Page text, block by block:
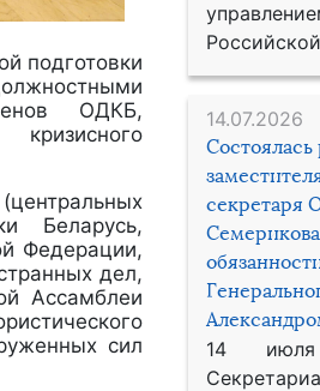
14.07.2026
Состоялась
секретаря
14
подготовки
ОДКБ,
Беларусь,
Федерации,
дел,
Ассамблеи
сил